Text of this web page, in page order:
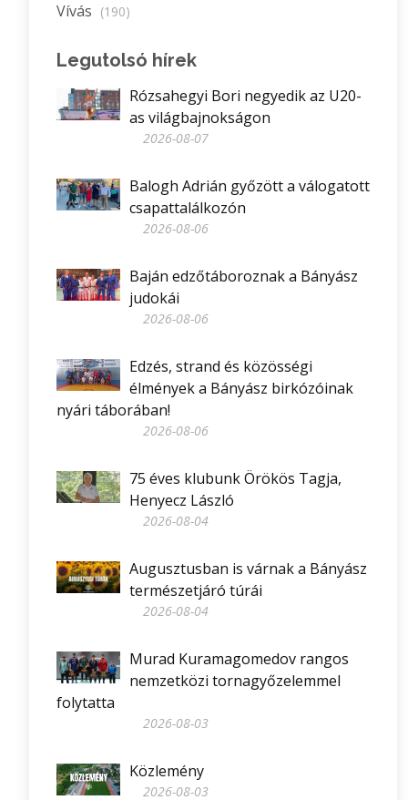
Vívás (190)
Legutolsó hírek
Rózsahegyi Bori negyedik az U20-
as világbajnokságon
2026-08-07
Balogh Adrián győzött a válogatott
csapattalálkozón
2026-08-06
Baján edzőtáboroznak a Bányász
judokái
2026-08-06
Edzés, strand és közösségi
élmények a Bányász birkózóinak
nyári táborában!
2026-08-06
75 éves klubunk Örökös Tagja,
Henyecz László
2026-08-04
Augusztusban is várnak a Bányász
természetjáró túrái
2026-08-04
Murad Kuramagomedov rangos
nemzetközi tornagyőzelemmel
folytatta
2026-08-03
Közlemény
2026-08-03